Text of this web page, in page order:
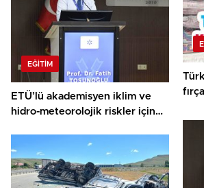
EĞITIM
ETÜ’lü akademisyen iklim ve
hidro-meteorolojik riskler için